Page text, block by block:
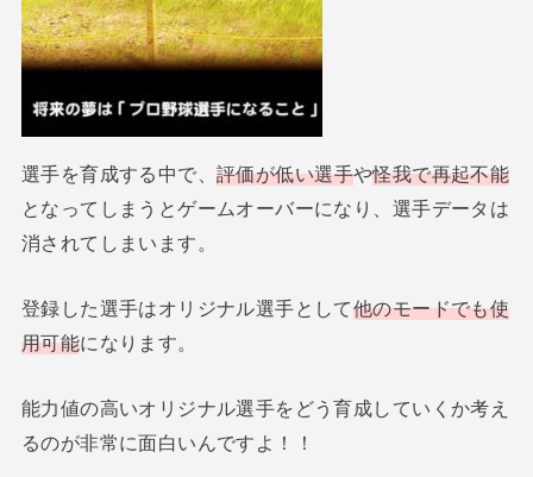
選手を育成する中で、評価が低い選手や怪我で再起不能
となってしまうとゲームオーバーになり、選手データは
消されてしまいます。
登録した選手はオリジナル選手として他のモードでも使
用可能になります。
能力値の高いオリジナル選手をどう育成していくか考え
るのが非常に面白いんですよ！！